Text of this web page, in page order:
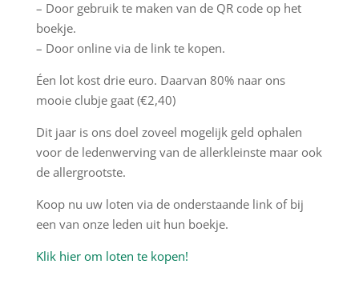
– Door gebruik te maken van de QR code op het
boekje.
– Door online via de link te kopen.
Éen lot kost drie euro. Daarvan 80% naar ons
mooie clubje gaat (€2,40)
Dit jaar is ons doel zoveel mogelijk geld ophalen
voor de ledenwerving van de allerkleinste maar ook
de allergrootste.
Koop nu uw loten via de onderstaande link of bij
een van onze leden uit hun boekje.
Klik hier om loten te kopen!